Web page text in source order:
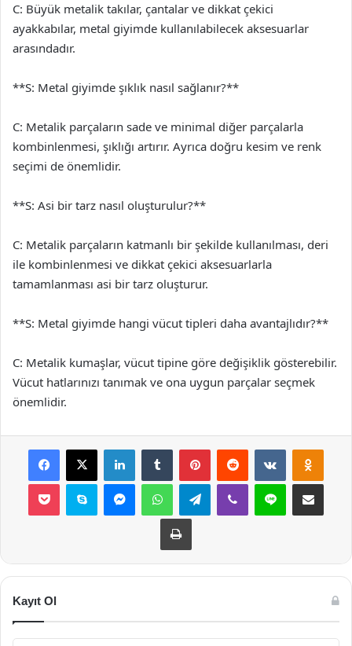
C: Büyük metalik takılar, çantalar ve dikkat çekici
ayakkabılar, metal giyimde kullanılabilecek aksesuarlar
arasındadır.
**S: Metal giyimde şıklık nasıl sağlanır?**
C: Metalik parçaların sade ve minimal diğer parçalarla
kombinlenmesi, şıklığı artırır. Ayrıca doğru kesim ve renk
seçimi de önemlidir.
**S: Asi bir tarz nasıl oluşturulur?**
C: Metalik parçaların katmanlı bir şekilde kullanılması, deri
ile kombinlenmesi ve dikkat çekici aksesuarlarla
tamamlanması asi bir tarz oluşturur.
**S: Metal giyimde hangi vücut tipleri daha avantajlıdır?**
C: Metalik kumaşlar, vücut tipine göre değişiklik gösterebilir.
Vücut hatlarınızı tanımak ve ona uygun parçalar seçmek
önemlidir.
Facebook
X LinkedInTumblr PinterestReddit VKontakte
Pocket Skype MessengerWhatsAppTelegramViber Line E-Posta ile
Yazdır
Kayıt Ol